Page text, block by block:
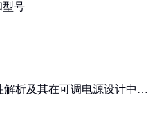
型号
解析及其在可调电源设计中的